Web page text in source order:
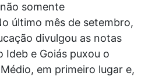
somente
último mês de setembro,
divulgou as notas
Ideb e Goiás puxou o
em primeiro lugar e,